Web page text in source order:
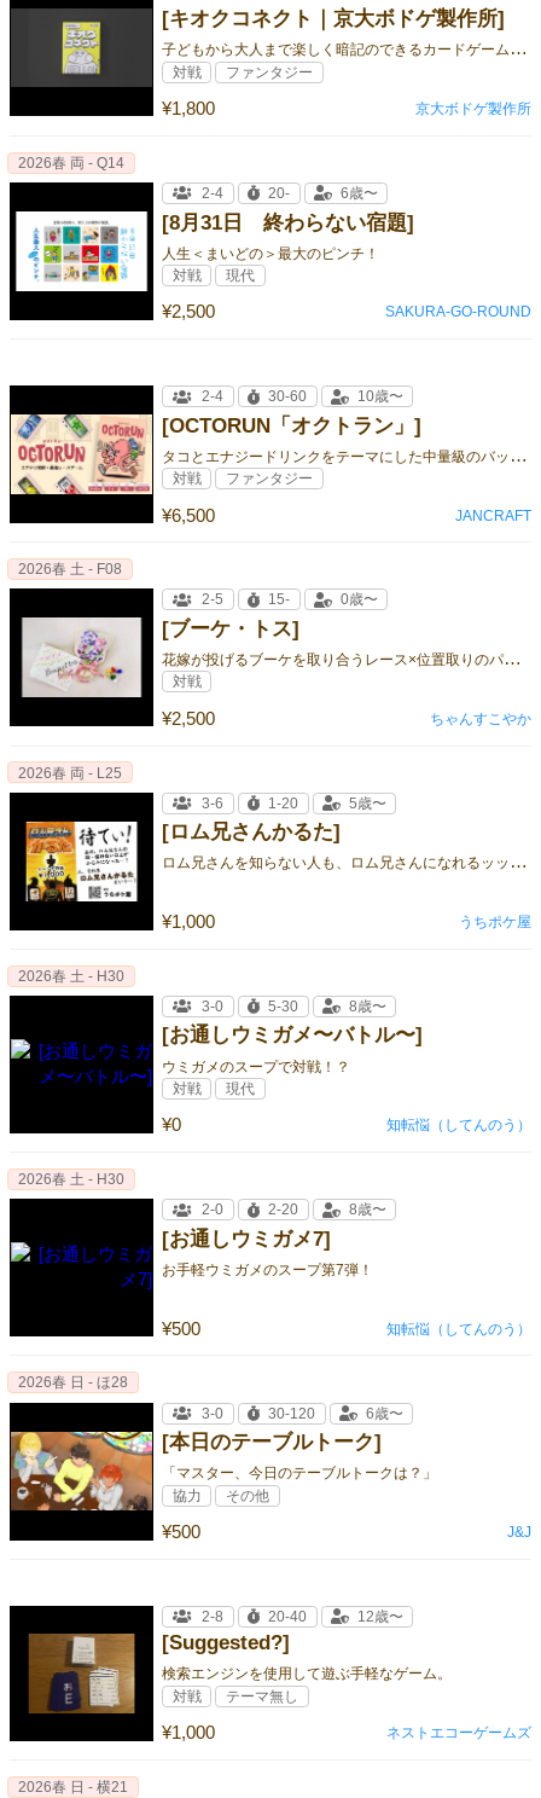
[キオクコネクト｜京大ボドゲ製作所]
子
どもから大人まで楽しく暗記のできるカードゲーム型知育玩具
¥1,800
対戦 ファンタジー
京大ボドゲ製作所
[8月31日 終わらない宿題]
人生＜まいどの＞最大のピンチ！
¥2,500
2026春 両 - Q14
2-4
20- 6歳〜
対戦 現代
SAKURA-GO-ROUND
[OCTORUN「オクトラン」]
タ
コとエナジードリンクをテーマにした中量級のバッティングレースゲーム！
¥6,500
2-4 30-60 10歳〜
対戦 ファンタジー
JANCRAFT
[ブーケ・トス]
花
嫁が投げるブーケを取り合うレース×位置取りのパーティーゲーム💐
¥2,500
2026春 土 - F08
2-5
15- 0歳〜
対戦
ちゃんすこやか
[ロム兄さんかるた]
ロ
ム兄さんを知らない人も、ロム兄さんになれるッッッ！！！
¥1,000
2026春 両 - L25
3-6
1-20 5歳〜
うちポケ屋
[お通しウミガメ〜バトル〜]
ウミガメのスープで対戦！？
¥0
2026春 土 - H30
3-0
5-30 8歳〜
対戦 現代
知転悩（してんのう）
[お通しウミガメ7]
お手軽ウミガメのスープ第7弾！
¥500
2026春 土 - H30
2-0
2-20 8歳〜
知転悩（してんのう）
[本日のテーブルトーク]
「マスター、今日のテーブルトークは？」
¥500
2026春 日 - ほ28
3-0
30-120 6歳〜
協力 その他
J&J
[Suggested?]
検索エンジンを使用して遊ぶ手軽なゲーム。
¥1,000
2-8 20-40 12歳〜
対戦 テーマ無し
ネストエコーゲームズ
2026春 日 - 横21